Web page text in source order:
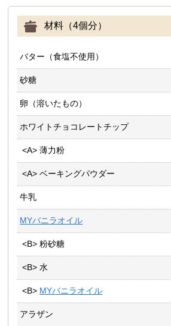
材料（4個分）
バター（食塩不使用）
砂糖
卵（溶いたもの）
ホワイトチョコレートチップ
<A> 薄力粉
<A> ベーキングパウダー
牛乳
MYバニラオイル
<B> 粉砂糖
<B> 水
<B> MYバニラオイル
アラザン